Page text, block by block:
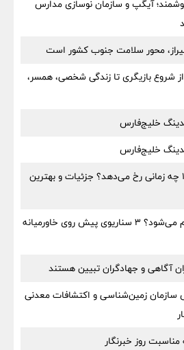
آیگپ و سازمان نوسازی مدارس
محور سلامت جنوب کشور است
از شروع بازیگری تا زندگی شخصی، همسر،
خلیج‌فارس
خلیج‌فارس
کسوف بزرگ مرداد ۱۴۰۵ چه زمانی رخ می‌دهد؟ جزئیات و بهترین
جنگ ایران و آمریکا تمام می‌شود؟ ۳ سناریوی پیش روی خاورمیانه
آگاهی و جهادگران تبیین هستند
سازمان زمین‌شناسی و اکتشافات معدنی
روز خبرنگار